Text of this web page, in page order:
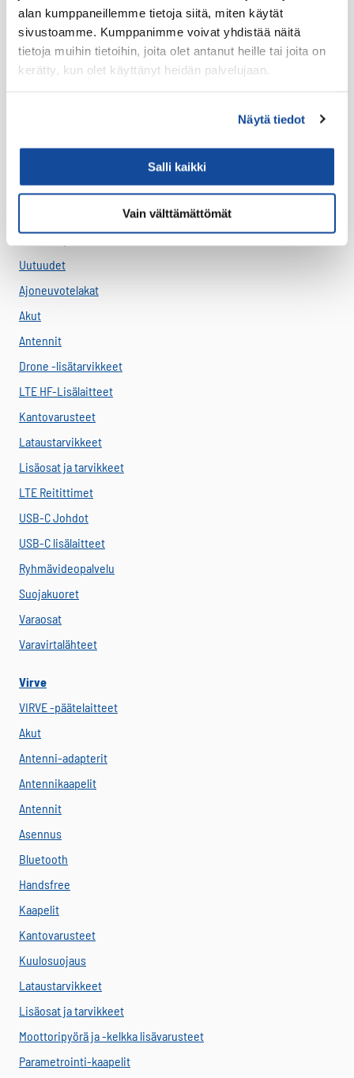
alan kumppaneillemme tietoja siitä, miten käytät
sivustoamme. Kumppanimme voivat yhdistää näitä
tietoja muihin tietoihin, joita olet antanut heille tai joita on
kerätty, kun olet käyttänyt heidän palvelujaan.
Näytä tiedot
Salli kaikki
Vain välttämättömät
Verkkolaskut
Verkkolaskuosoite:
003717959269
Tuotteet
Uutuudet
Ajoneuvotelakat
Akut
Antennit
Drone -lisätarvikkeet
LTE HF-Lisälaitteet
Kantovarusteet
Lataustarvikkeet
Lisäosat ja tarvikkeet
LTE Reitittimet
USB-C Johdot
USB-C lisälaitteet
Ryhmävideopalvelu
Suojakuoret
Varaosat
Varavirtalähteet
Virve
VIRVE -päätelaitteet
Akut
Antenni-adapterit
Antennikaapelit
Antennit
Asennus
Bluetooth
Handsfree
Kaapelit
Kantovarusteet
Kuulosuojaus
Lataustarvikkeet
Lisäosat ja tarvikkeet
Moottoripyörä ja -kelkka lisävarusteet
Parametrointi-kaapelit